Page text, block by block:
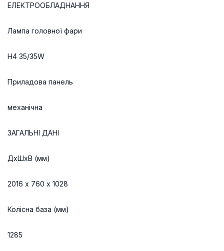
ЕЛЕКТРООБЛАДНАННЯ
Лампа головної фари
H4 35/35W
Приладова панель
механічна
ЗАГАЛЬНІ ДАНІ
ДхШхВ (мм)
2016 х 760 х 1028
Колісна база (мм)
1285